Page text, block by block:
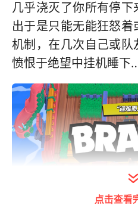
几乎浇灭了你所有停
出于是只能无能狂怒
机制，在几次自己或
愤恨于绝望中挂机睡
打开今日头条
点击查看